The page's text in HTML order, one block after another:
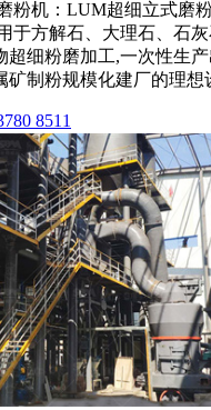
粉机：LUM超细立式磨
于方解石、大理石、石
超细粉磨加工,一次性生
矿制粉规模化建厂的理想
8511